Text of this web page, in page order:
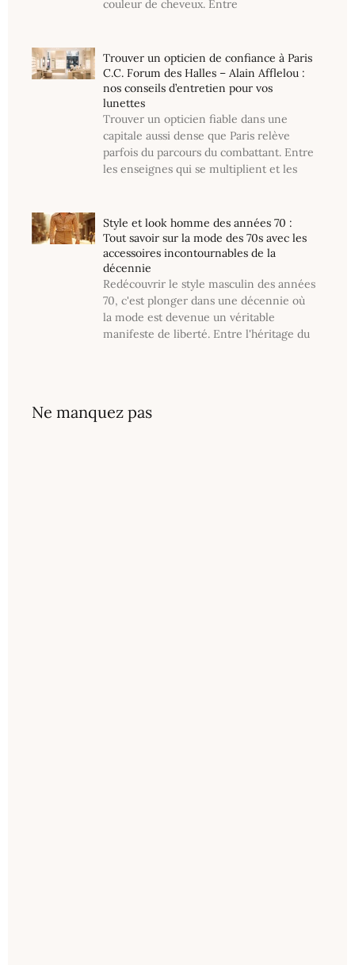
couleur de cheveux. Entre
Trouver un opticien de confiance à Paris
C.C. Forum des Halles – Alain Afflelou :
nos conseils d’entretien pour vos
lunettes
Trouver un opticien fiable dans une
capitale aussi dense que Paris relève
parfois du parcours du combattant. Entre
les enseignes qui se multiplient et les
Style et look homme des années 70 :
Tout savoir sur la mode des 70s avec les
accessoires incontournables de la
décennie
Redécouvrir le style masculin des années
70, c'est plonger dans une décennie où
la mode est devenue un véritable
manifeste de liberté. Entre l'héritage du
Ne manquez pas